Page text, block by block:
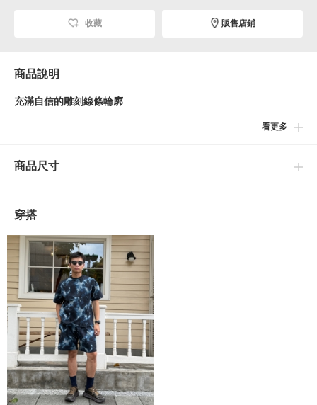
收藏 販售店鋪
商品說明
充滿自信的雕刻線條輪廓
以沈穩的棕褐配色呈現，輕盈透氣的的鞋面保持了整體的輕巧感，
的細節亮點。中底採用雙密度ProFly™+，外底搭載Vibram®
佳的舒適度。不僅能確保步伐穩健、踏感順暢，其外型輪廓更能輕
【關於鞋類商品運送】
如遇包裝紙或鞋盒破損但商品無不良的狀況，將照常出貨。
HOKA ONE ONE
致力於為所有類型的運動員提供性能優質的運動鞋。起源於山野的
HOKA ONE ONE，起初以超厚中底嶄露頭角，而今他們以更加精
進的緩衝，始終如一的穩定性能，目標明確的大膽革新，滿足來自
看更多
商品尺寸
穿搭